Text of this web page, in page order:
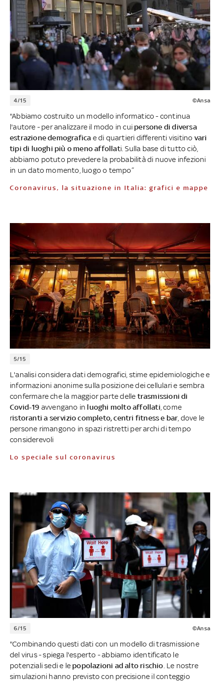
4/15 ©Ansa
"Abbiamo costruito un modello informatico - continua
l'autore - per analizzare il modo in cui persone di diversa
estrazione demografica e di quartieri differenti visitino vari
tipi di luoghi più o meno affollati. Sulla base di tutto ciò,
abbiamo potuto prevedere la probabilità di nuove infezioni
in un dato momento, luogo o tempo”
Coronavirus, la situazione in Italia: grafici e mappe
5/15
L'analisi considera dati demografici, stime epidemiologiche e
informazioni anonime sulla posizione dei cellulari e sembra
confermare che la maggior parte delle trasmissioni di
Covid-19 avvengano in luoghi molto affollati , come
ristoranti a servizio completo, centri fitness e bar , dove le
persone rimangono in spazi ristretti per archi di tempo
considerevoli
Lo speciale sul coronavirus
6/15 ©Ansa
"Combinando questi dati con un modello di trasmissione
del virus - spiega l'esperto - abbiamo identificato le
potenziali sedi e le popolazioni ad alto rischio . Le nostre
simulazioni hanno previsto con precisione il conteggio